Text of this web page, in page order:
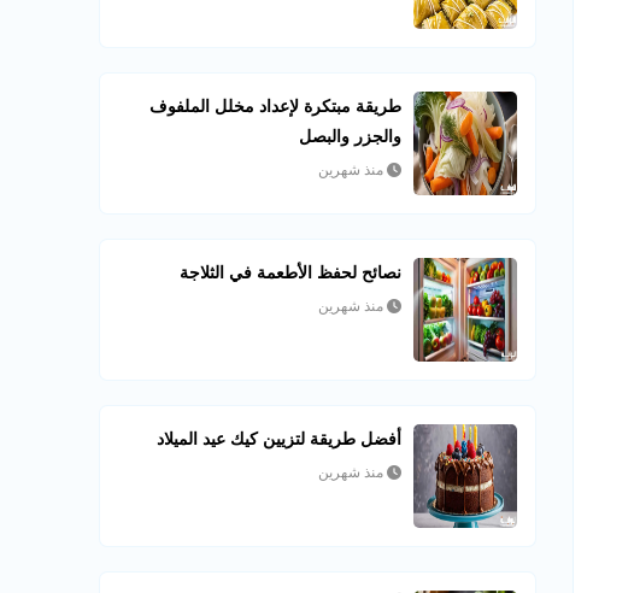
طريقة مبتكرة لإعداد مخلل الملفوف
والجزر والبصل
منذ شهرين
نصائح لحفظ الأطعمة في الثلاجة
منذ شهرين
أفضل طريقة لتزيين كيك عيد الميلاد
منذ شهرين